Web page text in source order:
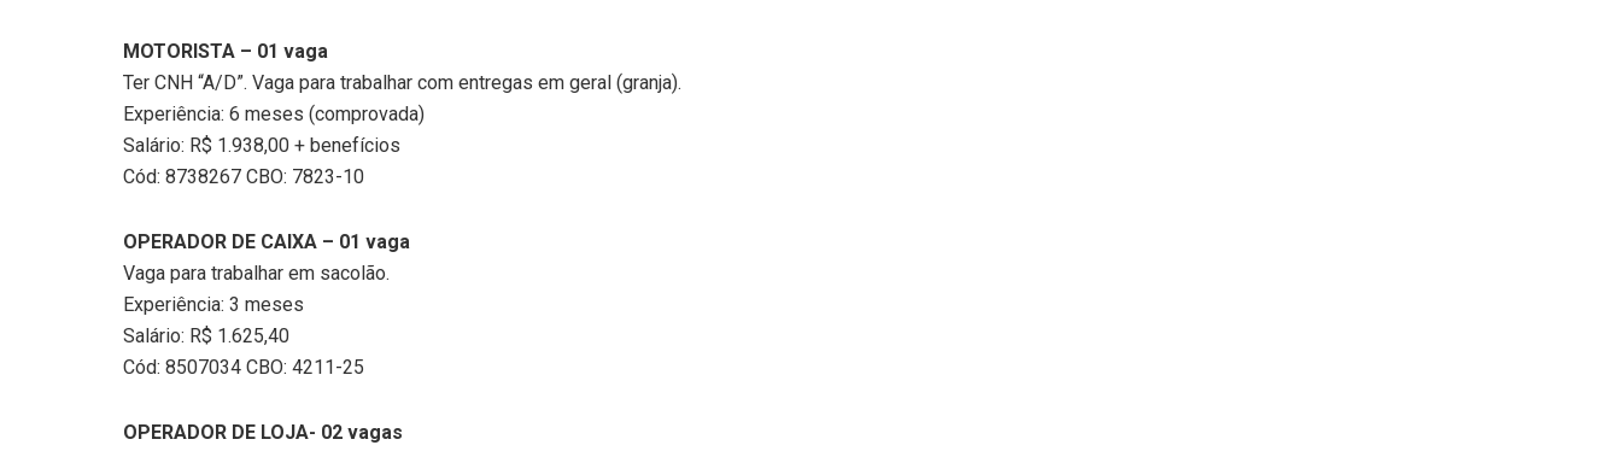
MOTORISTA – 01 vaga
Ter CNH “A/D”. Vaga para trabalhar com entregas em geral (granja).
Experiência: 6 meses (comprovada)
Salário: R$ 1.938,00 + benefícios
Cód: 8738267 CBO: 7823-10
OPERADOR DE CAIXA – 01 vaga
Vaga para trabalhar em sacolão.
Experiência: 3 meses
Salário: R$ 1.625,40
Cód: 8507034 CBO: 4211-25
OPERADOR DE LOJA- 02 vagas